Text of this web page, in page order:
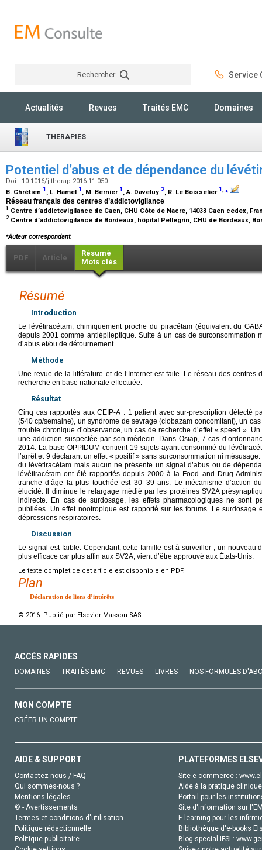
Rechercher Service
Actualités Revues Traités EMC Domaines
THERAPIES
Potentiel d’abus et de dépendance du
Doi : 10.1016/j.therap.2016.11.050
B. Chrétien 1 , L. Hamel 1 , M. Bernier 1 , A. Daveluy 2, R. Le Boisselier 1,⁎
Réseau français des centres d’addictovigilance
1 Centre d’addictovigilance de Caen, CHU Côte de Nacre, 14033 Caen cedex,
2 Centre d’addictovigilance de Bordeaux, hôpital Pellegrin, CHU de Bordeaux,
⁎Auteur correspondant.
PDF Article
Résumé
Mots clés
Résumé
Introduction
Le lévétiracétam, chimiquement proche du piracétam (équivalent du
depuis 2001 comme antiépileptique. Suite à un cas de surconsommation
d’abus et/ou de détournement.
Méthode
Une revue de la littérature et de l’Internet est faite. Le réseau des centres
recherche en base nationale effectuée.
Résultat
Cinq cas rapportés aux CEIP-A : 1 patient avec sur-prescription détecté
(540 cp/semaine), un syndrome de sevrage (clobazam concomitant), un
trouble chronique d’observance, un cas de recherche d’effet « speed ».
une addiction suspectée par son médecin. Dans Osiap, 7 cas
2014. La base OPPIDUM contient 19 sujets ayant consommé du
l’arrêt et 9 déclarant un effet « positif » sans surconsommation ni
du lévétiracétam mais aucun ne présente un signal d’abus ou de
lévétiracétam ont été rapportés depuis 2000 à la Food and Drug
tranche d’âge la plus touchée est 30–39 ans. Le mécanisme d’action
élucidé. Il diminue le relargage médié par les protéines SV2A
indirecte. En cas de surdosage, les effets pharmacologiques ne sont
publiées. Un effet nootropique est rapporté sur les forums. Le surdosage
dépressions respiratoires.
Discussion
Le signal est faible. Cependant, cette famille est à surveiller ; un nouveau
plus efficace car plus affin aux SV2A, vient d’être approuvé aux États-Unis.
Le texte complet de cet article est disponible en PDF.
Plan
Déclaration de liens d’intérêts
© 2016 Publié par Elsevier Masson SAS.
ACCÈS RAPIDES
DOMAINES TRAITÉS EMC REVUES LIVRES NOS FORMULES
MON COMPTE
CRÉER UN COMPTE
AIDE & SUPPORT
Contactez-nous / FAQ
Qui sommes-nous ?
Mentions légales
© - Avertissements
Termes et conditions d'utilisation
Politique rédactionnelle
Politique publicitaire
PLATEFORMES
Site e-commerce :
Aide à la pratique
Portail pour les
Site d'information sur
E-learning pour les
Bibliothèque d'e-books
Blog special IFSI :